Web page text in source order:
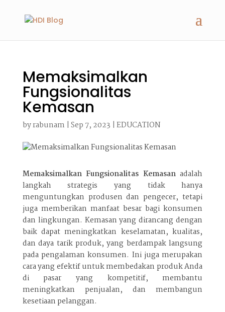
Memaksimalkan
Fungsionalitas
Kemasan
byrabunam | Sep 7, 2023 | EDUCATION
Memaksimalkan Fungsionalitas Kemasanadalah
langkah strategis yang tidak hanya
menguntungkan produsen dan pengecer, tetapi
juga memberikan manfaat besar bagi konsumen
dan lingkungan. Kemasan yang dirancang dengan
baik dapat meningkatkan keselamatan, kualitas,
dan daya tarik produk, yang berdampak langsung
pada pengalaman konsumen. Ini juga merupakan
cara yang efektif untuk membedakan produk Anda
di pasar yang kompetitif, membantu
meningkatkan penjualan, dan membangun
kesetiaan pelanggan.